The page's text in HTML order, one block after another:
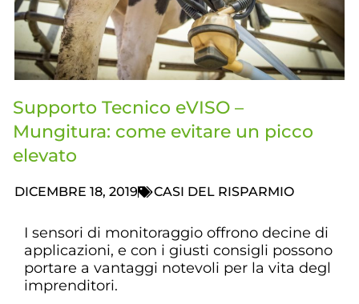
Supporto Tecnico eVISO –
Mungitura: come evitare un picco
elevato
DICEMBRE 18, 2019 CASI DEL RISPARMIO
I sensori di monitoraggio offrono decine di
applicazioni, e con i giusti consigli possono
portare a vantaggi notevoli per la vita degl
imprenditori.